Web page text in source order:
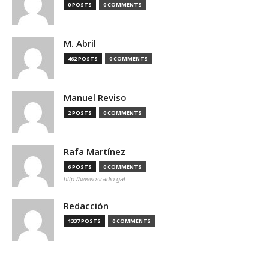
0 POSTS 0 COMMENTS
M. Abril
462 POSTS 0 COMMENTS
Manuel Reviso
2 POSTS 0 COMMENTS
Rafa Martínez
6 POSTS 0 COMMENTS
http://www.siradio.gal
Redacción
1337 POSTS 0 COMMENTS